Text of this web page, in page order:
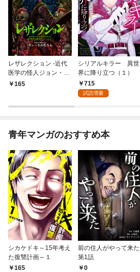
レザレクション -近代
医学の怪人ジョン・ハ
ンター- 連載版 第1話
165
シリアルキラー 異世
界に降り立つ（１）
715
試読増量
青年マンガのおすすめ本
シカケドキ～15年考え
た復讐計画～１
165
前の住人がやって来た
第1話
0